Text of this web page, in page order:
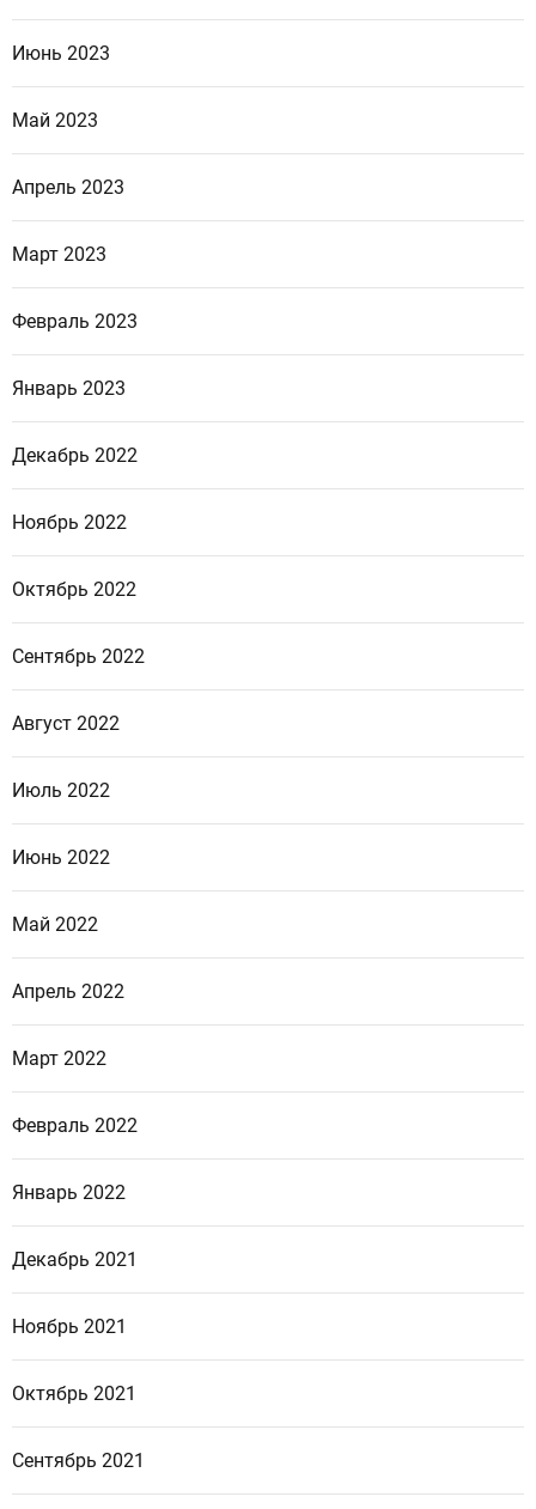
Июнь 2023
Май 2023
Апрель 2023
Март 2023
Февраль 2023
Январь 2023
Декабрь 2022
Ноябрь 2022
Октябрь 2022
Сентябрь 2022
Август 2022
Июль 2022
Июнь 2022
Май 2022
Апрель 2022
Март 2022
Февраль 2022
Январь 2022
Декабрь 2021
Ноябрь 2021
Октябрь 2021
Сентябрь 2021